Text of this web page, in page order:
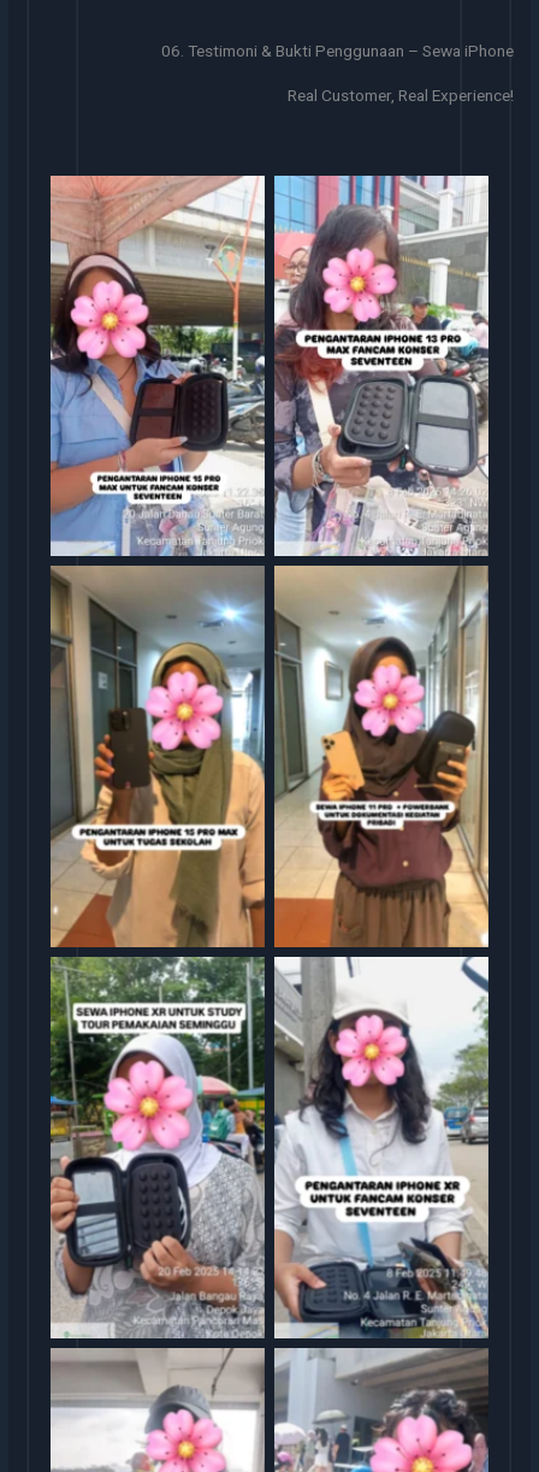
06. Testimoni & Bukti Penggunaan – Sewa iPhone
Real Customer, Real Experience!
Sewa iphone Sewa iphone jakarta
Sewa iphone jakarta Sewa iphone jakarta
Sewa iphone jakarta Sewa iphone jakarta